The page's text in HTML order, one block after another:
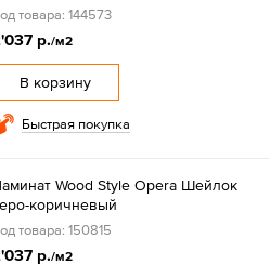
товара: 144573
р./м2
В корзину
Быстрая покупка
Wood Style Opera Шейлок
коричневый
товара: 150815
р./м2